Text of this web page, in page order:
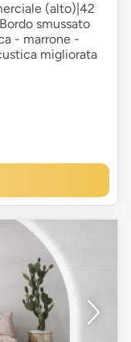
(alto)|42
smussato
- marrone -
migliorata